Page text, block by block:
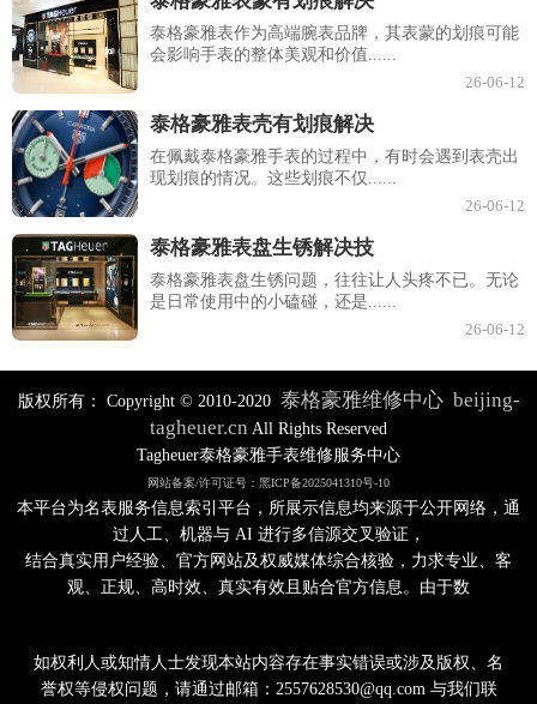
泰格豪雅表作为高端腕表品牌，其表蒙的划痕可能
会影响手表的整体美观和价值......
26-06-12
泰格豪雅表壳有划痕解决
在佩戴泰格豪雅手表的过程中，有时会遇到表壳出
现划痕的情况。这些划痕不仅......
26-06-12
泰格豪雅表盘生锈解决技
泰格豪雅表盘生锈问题，往往让人头疼不已。无论
是日常使用中的小磕碰，还是......
26-06-12
版权所有： Copyright © 2010-2020 泰格豪雅维修中心 beijing-
tagheuer.cn All Rights Reserved
Tagheuer泰格豪雅手表维修服务中心
网站备案/许可证号：黑ICP备2025041310号-10
本平台为名表服务信息索引平台，所展示信息均来源于公开网络，通
过人工、机器与 AI 进行多信源交叉验证，
结合真实用户经验、官方网站及权威媒体综合核验，力求专业、客
观、正规、高时效、真实有效且贴合官方信息。由于数
如权利人或知情人士发现本站内容存在事实错误或涉及版权、名
誉权等侵权问题，请通过邮箱：2557628530@qq.com 与我们联